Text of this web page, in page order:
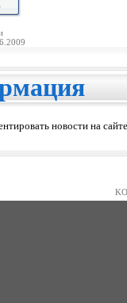
новости на